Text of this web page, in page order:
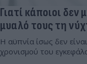
Γιατί κάποιοι
μυαλό τους τη
Η αϋπνία ίσως δεν
χρονισμού του